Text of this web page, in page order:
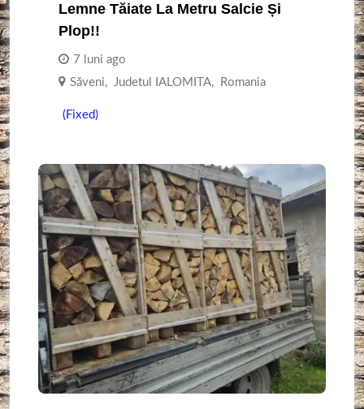
Lemne Tăiate La Metru Salcie Și
Plop!!
7 luni ago
Săveni, Judetul IALOMITA, Romania
(Fixed)